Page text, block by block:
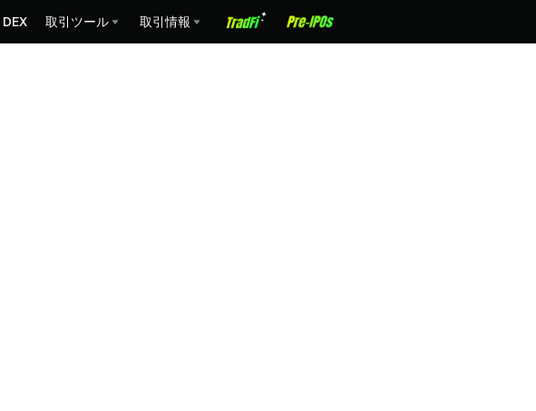
DEX 取引ツール 取引情報